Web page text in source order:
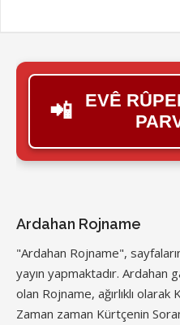
📲
EVÊ
Ardahan Rojname
"Ardahan Rojname",
yayın yapmaktadır.
olan Rojname, ağırlıklı olarak
Zaman zaman Kürtçenin